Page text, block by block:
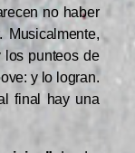
no haber
los punteos de
y lo logran.
final hay una